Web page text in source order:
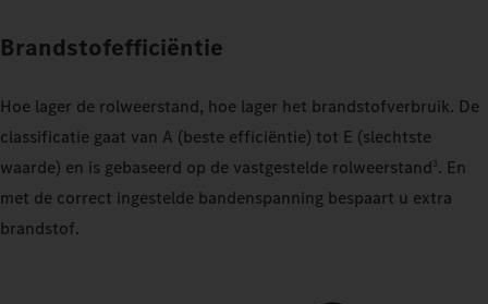
Brandstofefficiëntie
Hoe lager de rolweerstand, hoe lager het brandstofverbruik. De
classificatie gaat van A (beste efficiëntie) tot E (slechtste
waarde) en is gebaseerd op de vastgestelde rolweerstand3. En
met de correct ingestelde bandenspanning bespaart u extra
brandstof.